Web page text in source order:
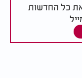
את כל החדשות